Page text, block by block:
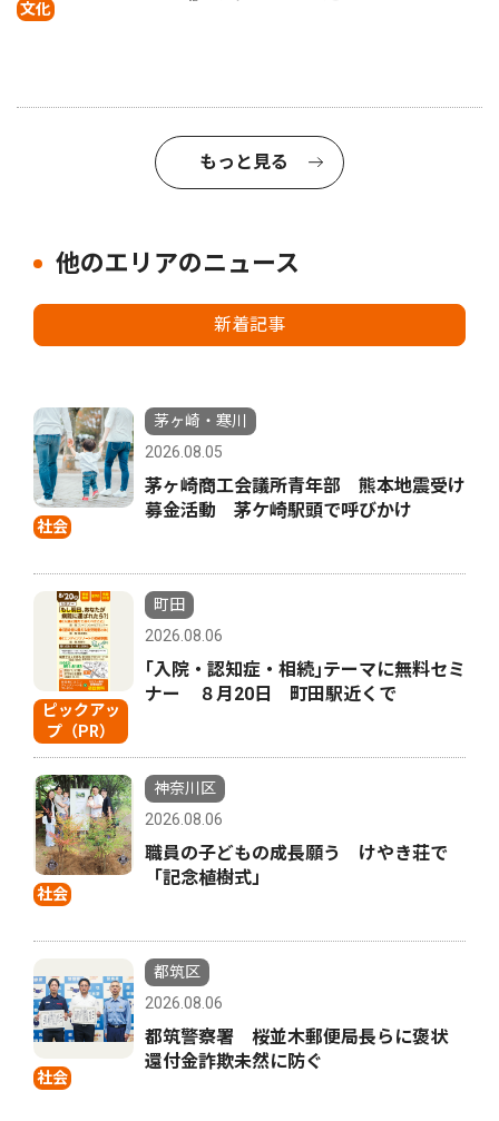
文化
もっと見る
他のエリアのニュース
新着記事
社会
茅ヶ崎・寒川
2026.08.05
茅ヶ崎商工会議所青年部 熊本地震受け
募金活動 茅ケ崎駅頭で呼びかけ
ピックアッ
プ（PR）
町田
2026.08.06
｢入院・認知症・相続｣テーマに無料セミ
ナー ８月20日 町田駅近くで
社会
神奈川区
2026.08.06
職員の子どもの成長願う けやき荘で
「記念植樹式」
社会
都筑区
2026.08.06
都筑警察署 桜並木郵便局長らに褒状
還付金詐欺未然に防ぐ